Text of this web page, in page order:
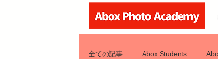
全ての記事 Abox Students